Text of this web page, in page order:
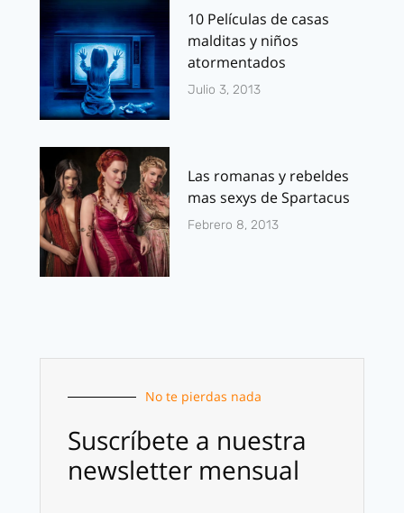
10 Películas de casas
malditas y niños
atormentados
Julio 3, 2013
Las romanas y rebeldes
mas sexys de Spartacus
Febrero 8, 2013
No te pierdas nada
Suscríbete a nuestra
newsletter mensual